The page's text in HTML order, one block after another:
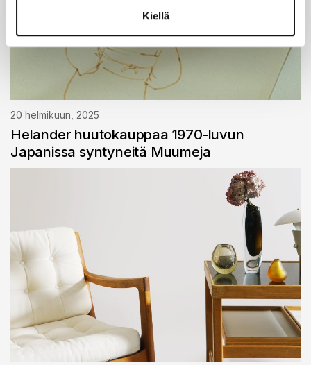
Kiellä
20 helmikuun, 2025
Helander huutokauppaa 1970-luvun
Japanissa syntyneitä Muumeja